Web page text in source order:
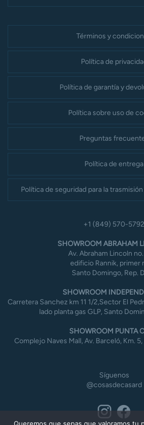
Términos y
Política de
Política de garantía y
Política sobre uso de
Preguntas
Política de entrega
Política de seguridad para la
+1 (849) 570-5792
SHOWROOM ABRAHAM
Av. Abraham Lincoln
edificio Rannik, primer
Santo Domingo, Rep.
SHOWROOM
Carretera Sanchez km 11 1/2,Sector El
lado planta gas GLP, Santo
SHOWROOM PUNTA
Complejo Naves Mall, Av. Barceló, Km.
Síguenos
@cosasdecasard
Queremos que sepas que valoramos tu